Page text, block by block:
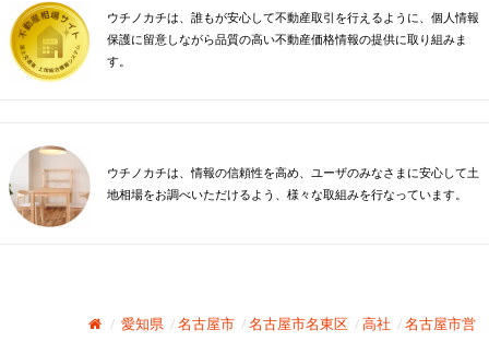
ウチノカチは、誰もが安心して不動産取引を行えるように、個人情報
保護に留意しながら品質の高い不動産価格情報の提供に取り組みま
す。
ウチノカチは、情報の信頼性を高め、ユーザのみなさまに安心して土
地相場をお調べいただけるよう、様々な取組みを行なっています。
愛知県 名古屋市 名古屋市名東区 高社
名古屋市営